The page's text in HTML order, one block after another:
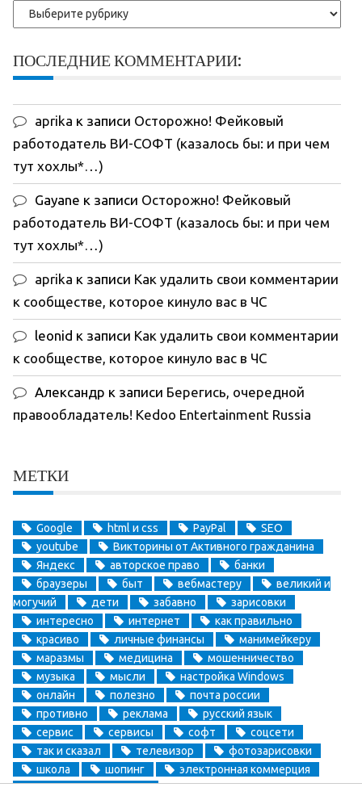
Рубрики
ПОСЛЕДНИЕ КОММЕНТАРИИ:
aprika к записи Осторожно! Фейковый
работодатель ВИ-СОФТ (казалось бы: и при чем
тут хохлы*…)
Gayane к записи Осторожно! Фейковый
работодатель ВИ-СОФТ (казалось бы: и при чем
тут хохлы*…)
aprika к записи Как удалить свои комментарии
к сообществе, которое кинуло вас в ЧС
leonid к записи Как удалить свои комментарии
к сообществе, которое кинуло вас в ЧС
Александр к записи Берегись, очередной
правообладатель! Kedoo Entertainment Russia
МЕТКИ
Google html и css PayPal
SEO
youtube
Викторины от Активного гражданина
Яндекс
авторское право
банки
браузеры
быт вебмастеру
великий и
могучий
дети забавно
зарисовки
интересно
интернет
как правильно
красиво
личные финансы
манимейкеру
маразмы
медицина
мошенничество
музыка
мысли
настройка Windows
онлайн
полезно
почта россии
противно
реклама
русский язык
сервис
сервисы софт
соцсети
так и сказал
телевизор
фотозарисовки
школа
шопинг
электронная коммерция
электронные деньги